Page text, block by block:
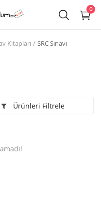
0
Kitapları SRC Sınavı
Ürünleri Filtrele